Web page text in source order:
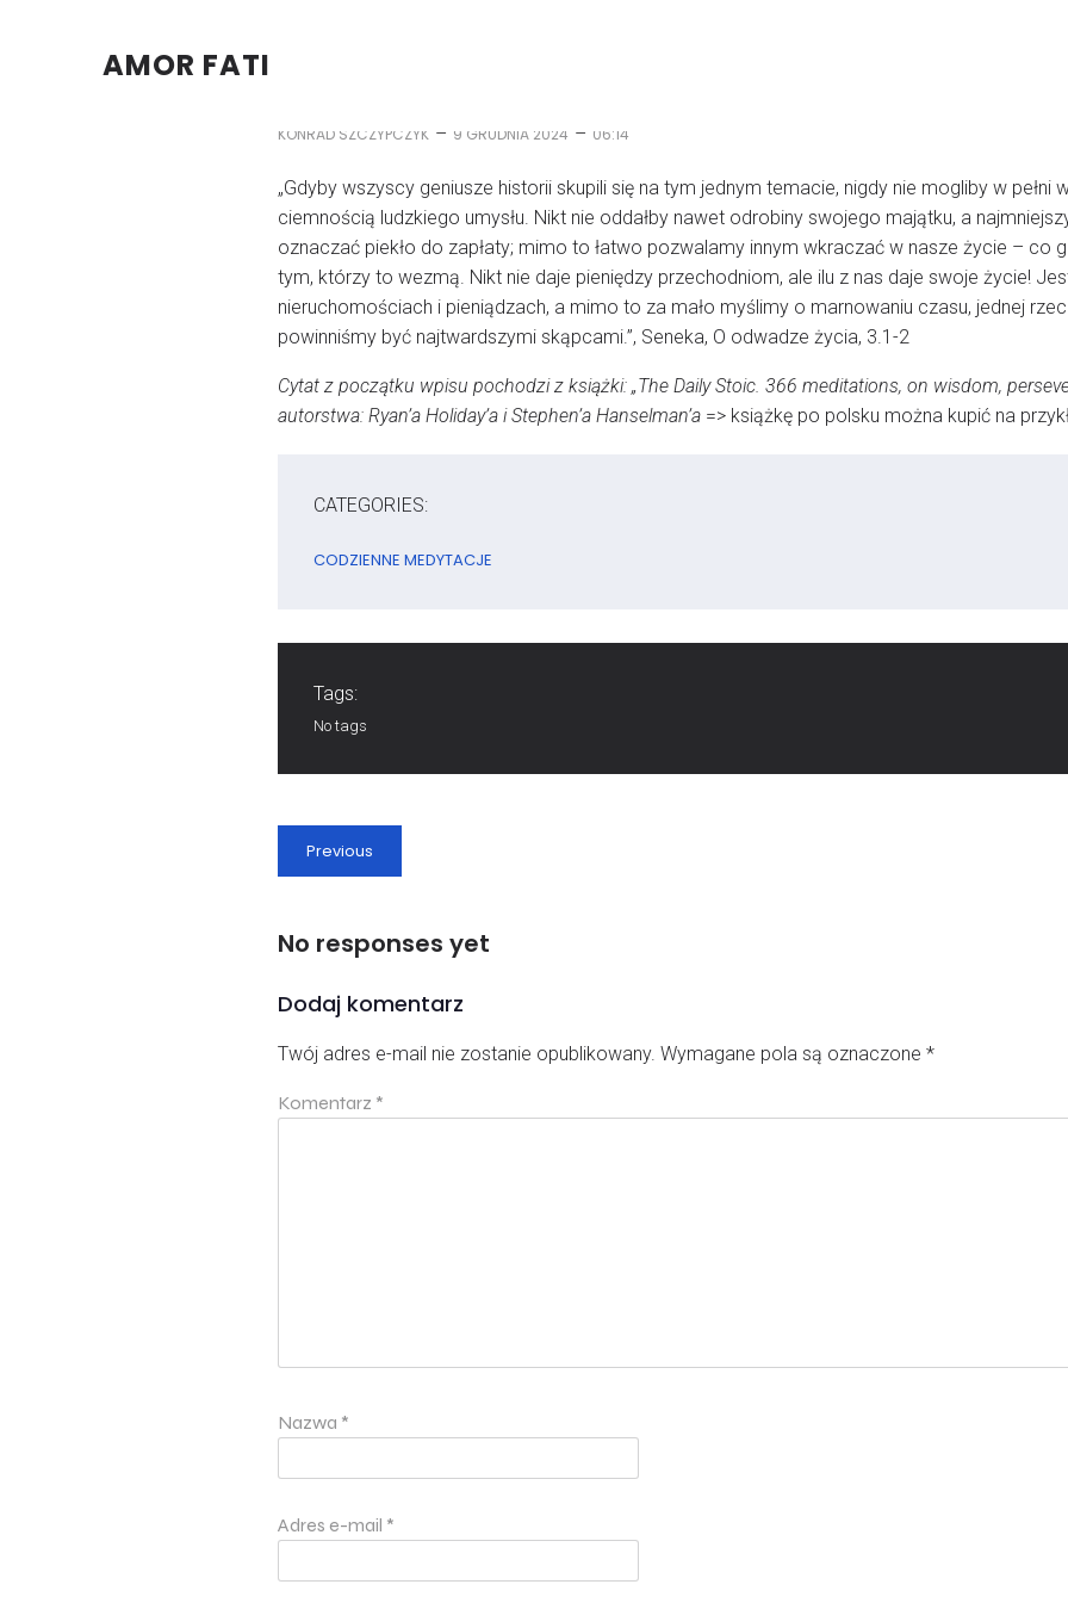
AMOR FATI
KONRAD SZCZYPCZYK – 9 GRUDNIA 2024 – 06:14
„Gdyby wszyscy geniusze historii skupili się na tym jednym temacie, nigdy nie mogliby w pełni
ciemnością ludzkiego umysłu. Nikt nie oddałby nawet odrobiny swojego majątku, a
oznaczać piekło do zapłaty; mimo to łatwo pozwalamy innym wkraczać w nasze życie – co
tym, którzy to wezmą. Nikt nie daje pieniędzy przechodniom, ale ilu z nas daje swoje życie!
nieruchomościach i pieniądzach, a mimo to za mało myślimy o marnowaniu czasu, jednej
powinniśmy być najtwardszymi skąpcami.”, Seneka, O odwadze życia, 3.1-2
Cytat z początku wpisu pochodzi z książki: „The Daily Stoic. 366 meditations, on wisdom,
autorstwa: Ryan’a Holiday’a i Stephen’a Hanselman’a => książkę po polsku można kupić na
CATEGORIES:
CODZIENNE MEDYTACJE
Tags:
No tags
Previous
No responses yet
Dodaj komentarz
Twój adres e-mail nie zostanie opublikowany. Wymagane pola są oznaczone *
Komentarz *
Nazwa *
Adres e-mail *